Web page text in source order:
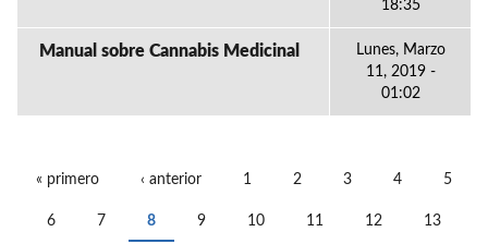
18:35
Manual sobre Cannabis Medicinal
Lunes, Marzo
11, 2019 -
01:02
« primero ‹ anterior 1 2 3 4 5
6 7 8 9 10 11 12 13